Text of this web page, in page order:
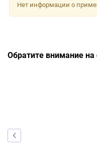
Нет информации о
Обратите внимание